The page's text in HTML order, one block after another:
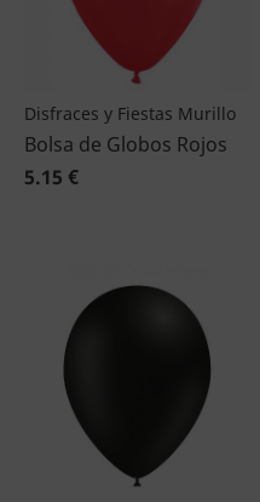
Disfraces y Fiestas Murillo
Bolsa de Globos Rojos
5.15 €